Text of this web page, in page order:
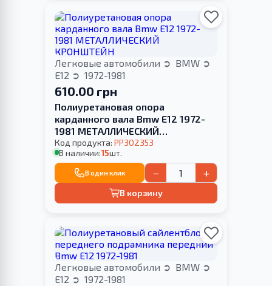
Легковые автомобили
BMW
E12
1972-1981
610.00 грн
Полиуретановая опора
карданного вала Bmw E12 1972-
1981 МЕТАЛЛИЧЕСКИЙ
КРОНШТЕЙН
Код продукта: PP302353
В наличии:15шт.
В один клик − +
В корзину
Легковые автомобили
BMW
E12
1972-1981